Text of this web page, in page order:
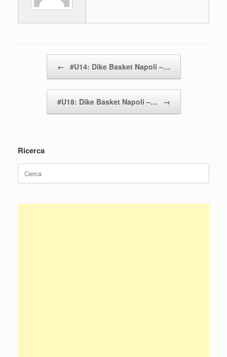
o
k
← #U14: Dike Basket Napoli –…
#U18: Dike Basket Napoli –… →
Ricerca
Ricerca
per: